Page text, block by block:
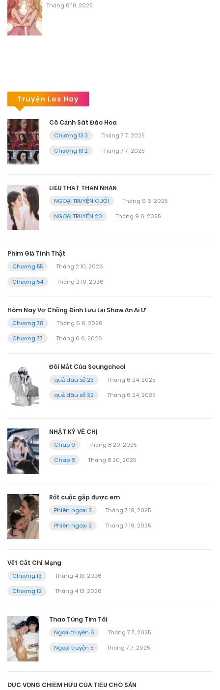
Tháng 6 18, 2025
Truyện Les Hay
Cô Cảnh Sát Đào Hoa
Chương 13.3
Tháng 7 7, 2025
Chương 13.2
Tháng 7 7, 2025
LIÊU THẤT THẦN NHAN
NGOẠI TRUYỆN CUỐI
Tháng 9 6, 2025
NGOẠI TRUYỆN 20
Tháng 9 6, 2025
Phim Giả Tình Thật
Chương 55
Tháng 2 10, 2026
Chương 54
Tháng 2 10, 2026
Hôm Nay Vợ Chồng Đỉnh Lưu Lại Show Ân Ái Ư
Chương 78
Tháng 6 6, 2026
Chương 77
Tháng 6 6, 2026
Đôi Mắt Của Seungcheol
quả dâu số 23
Tháng 6 24, 2025
quả dâu số 22
Tháng 6 24, 2025
NHẬT KÝ VỀ CHỊ
Chap 9
Tháng 8 20, 2025
Chap 8
Tháng 8 20, 2025
Rốt cuộc gặp được em
Phiên ngoại 3
Tháng 7 19, 2025
Phiên ngoại 2
Tháng 7 19, 2025
Vết Cắt Chí Mạng
Chương 13
Tháng 4 13, 2026
Chương 12
Tháng 4 13, 2026
Thao Túng Tim Tôi
Ngoại truyện 6
Tháng 7 7, 2025
Ngoại truyện 5
Tháng 7 7, 2025
DỤC VỌNG CHIẾM HỮU CỦA TIỂU CHÓ SĂN